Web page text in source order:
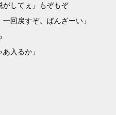
がしてぇ」もぞもぞ
回戻すぞ。ばんざーい」
入るか」